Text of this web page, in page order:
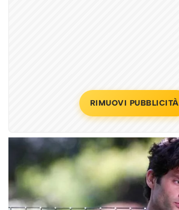
RIMUOVI PUBBLICITÀ